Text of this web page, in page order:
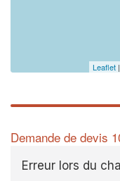
Leaflet
Demande de devis
Erreur lors du